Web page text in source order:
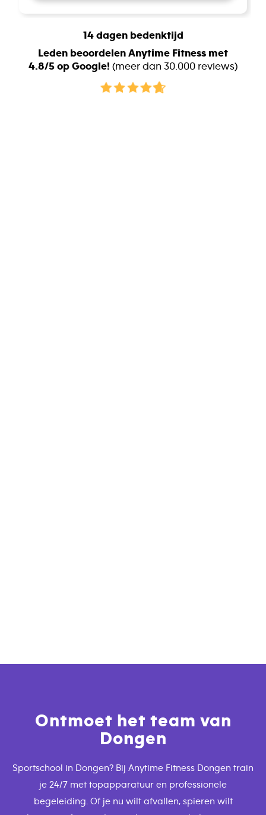
Ontmoet het team van
Dongen
Sportschool in Dongen? Bij Anytime Fitness Dongen train
je 24/7 met topapparatuur en professionele
begeleiding. Of je nu wilt afvallen, spieren wilt